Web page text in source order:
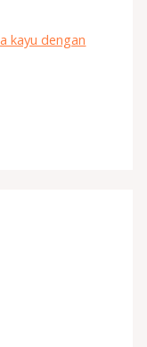
kayu dengan